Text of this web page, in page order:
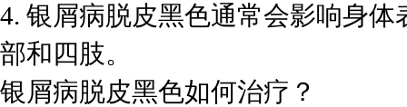
4. 银屑病脱皮黑色通常会影响身
部和四肢。
银屑病脱皮黑色如何治疗？